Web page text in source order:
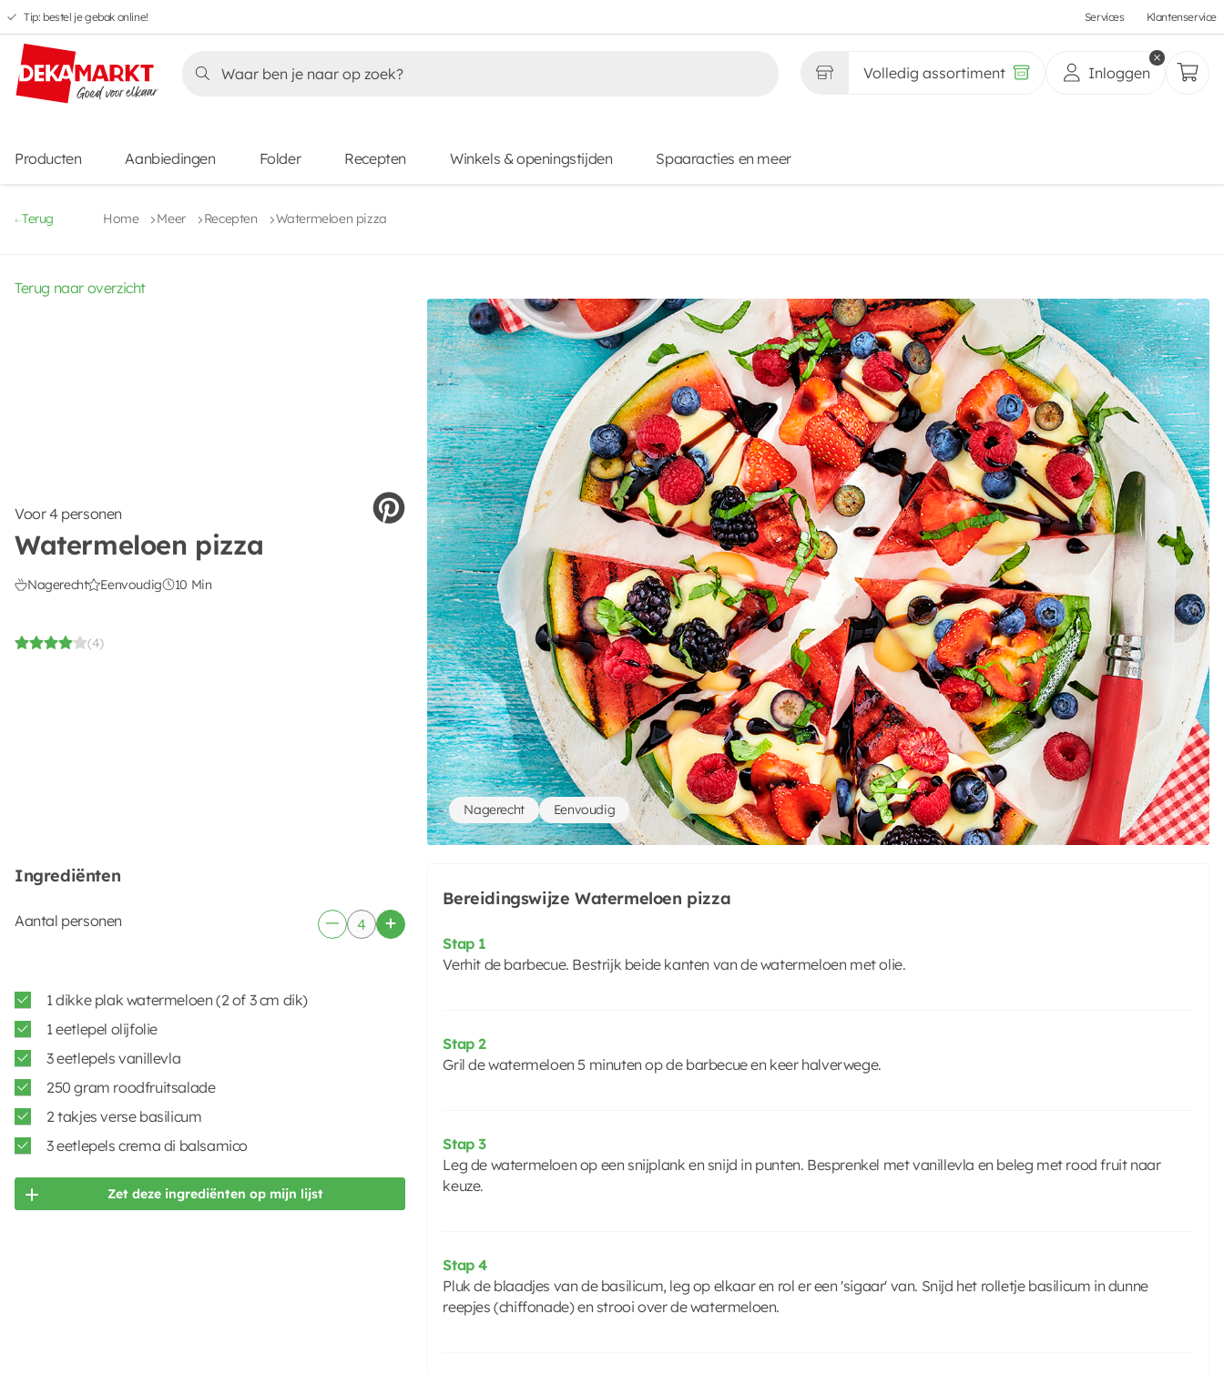
Overslaan
naar
hoofdnavigatie
Overslaan
naar
hoofdinhoud
Overslaan
naar
voettekstinhoud
Overslaan
naar
aanbiedingen
Tip: bestel je gebak online! Services Klantenservice
Volledig assortiment Inloggen
Producten Aanbiedingen Folder Recepten Winkels & openingstijden Spaaracties en meer
Terug Home Meer Recepten Watermeloen pizza
Terug naar overzicht
Voor 4 personen
Watermeloen pizza
Nagerecht Eenvoudig 10 Min
(4)
Nagerecht Eenvoudig
Ingrediënten
Aantal personen
1 dikke plak watermeloen (2 of 3 cm dik)
1 eetlepel olijfolie
3 eetlepels vanillevla
250 gram roodfruitsalade
2 takjes verse basilicum
3 eetlepels crema di balsamico
Zet deze ingrediënten op mijn lijst
Bereidingswijze Watermeloen pizza
Stap 1
Verhit de barbecue. Bestrijk beide kanten van de watermeloen met olie.
Stap 2
Gril de watermeloen 5 minuten op de barbecue en keer halverwege.
Stap 3
Leg de watermeloen op een snijplank en snijd in punten. Besprenkel met vanillevla en beleg met rood fruit naar
keuze.
Stap 4
Pluk de blaadjes van de basilicum, leg op elkaar en rol er een 'sigaar' van. Snijd het rolletje basilicum in dunne
reepjes (chiffonade) en strooi over de watermeloen.